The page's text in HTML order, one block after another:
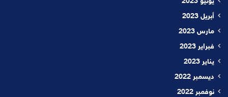
أبريل 2023
مارس 2023
فبراير 2023
يناير 2023
ديسمبر 2022
نوفمبر 2022